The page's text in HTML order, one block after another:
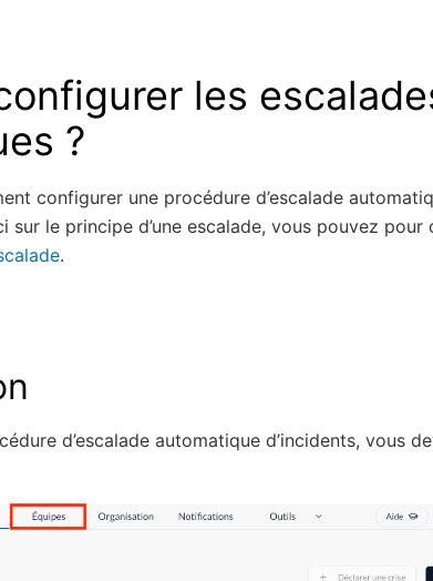
les
?
configurer une procédure d’escalade
sur le principe d’une escalade, vous pouvez pour
.
d’escalade automatique d’incidents, vous